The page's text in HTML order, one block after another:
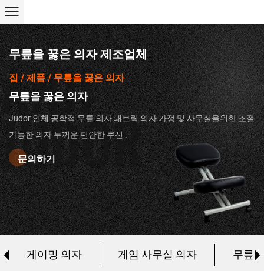
ANJI
JUDOR
무릎을 꿇은 의자 제조업체
집/제품/무릎을 꿇은 의자
무릎을 꿇은 의자
Judor 인체 공학적 무릎 의자 패브릭 의자 가정 및 사무실을위한 조절
가능한 의자 두꺼운 편안한 쿠션 .
문의하기
의자 게임 사무실 의자 무릎을 꿇은 의